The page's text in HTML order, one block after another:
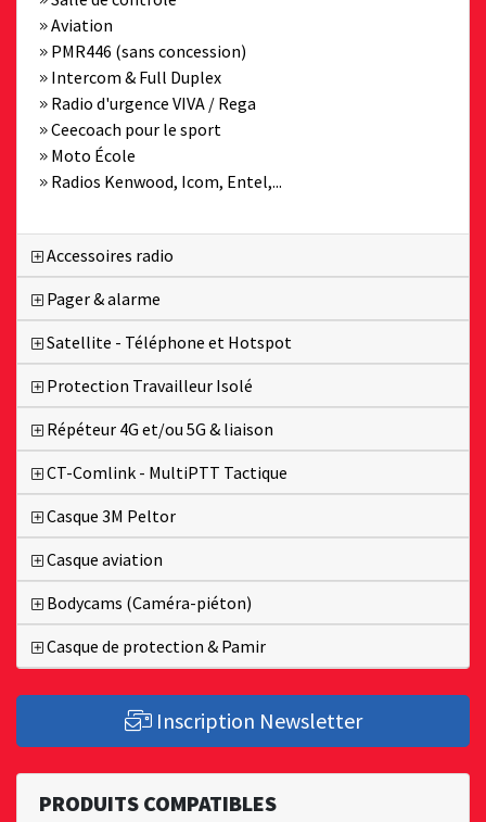
Aviation
PMR446 (sans concession)
Intercom & Full Duplex
Radio d'urgence VIVA / Rega
Ceecoach pour le sport
Moto École
Radios Kenwood, Icom, Entel,...
Accessoires radio
Pager & alarme
Satellite - Téléphone et Hotspot
Protection Travailleur Isolé
Répéteur 4G et/ou 5G & liaison
CT-Comlink - MultiPTT Tactique
Casque 3M Peltor
Casque aviation
Bodycams (Caméra-piéton)
Casque de protection & Pamir
Inscription Newsletter
PRODUITS COMPATIBLES